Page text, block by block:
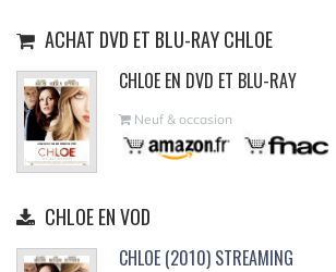
ACHAT DVD ET BLU-RAY CHLOE
CHLOE EN DVD ET BLU-RAY
Neuf & occasion
CHLOE EN VOD
CHLOE (2010) STREAMING